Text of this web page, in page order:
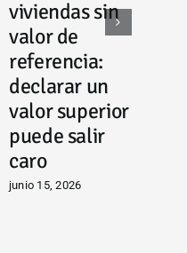
viviendas sin
valor de
referencia:
declarar un
valor superior
puede salir
caro
junio 15, 2026